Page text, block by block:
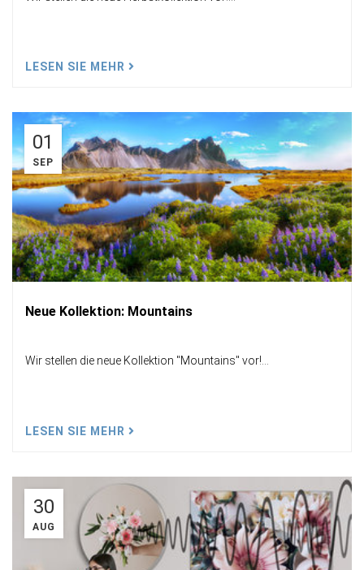
LESEN SIE MEHR
01
SEP
Neue Kollektion: Mountains
Wir stellen die neue Kollektion "Mountains" vor!...
LESEN SIE MEHR
30
AUG